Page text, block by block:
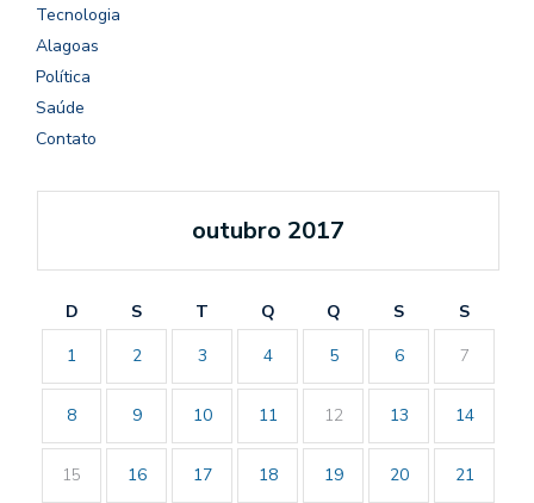
Tecnologia
Alagoas
Política
Saúde
Contato
outubro 2017
D S T Q Q S
S
1
2 3 4 5 6 7
8 9 10 11 12 13 14
15 16 17 18 19 20 21